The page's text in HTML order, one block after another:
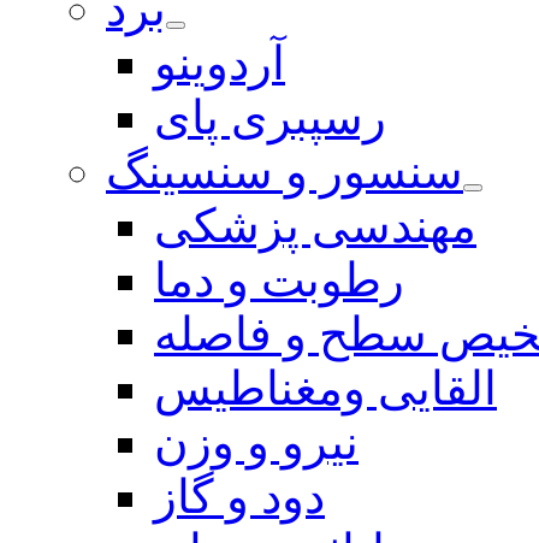
آردوینو
رسپبری پای
سنسور و سنسینگ
مهندسی پزشکی
رطوبت و دما
سطح و فاصله
القایی ومغناطیس
نیرو و وزن
دود و گاز